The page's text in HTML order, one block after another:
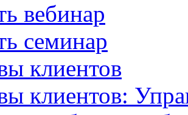
вебинар
семинар
клиентов
клиентов: